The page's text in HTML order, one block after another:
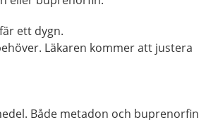
ett dygn.
Läkaren kommer att justera
Både metadon och buprenorfin